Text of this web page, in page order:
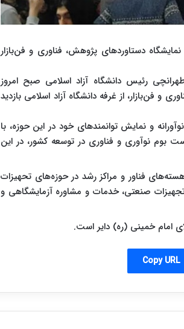
دستاوردهای پژوهش، فناوری و فن‌بازار
رئیس دانشگاه آزاد اسلامی صبح امروز
فن‌بازار، از غرفه دانشگاه آزاد اسلامی بازدید
و نمایش توانمندهای خود در این حوزه، با
نوآوری و فناوری در توسعه کشور، در این
دانش‌بنیان، هسته‌های فناور و مراکز رشد در حوزه‌های تحهیزات
تجهیزات صنعتی، خدمات و مشاوره آزمایشگاهی و
Copy URL